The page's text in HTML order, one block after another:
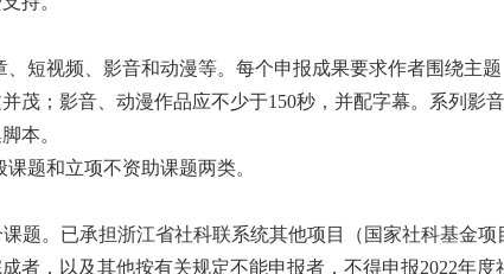
短视频、影音和动漫等。每个申报成果要求作者围绕主
茂；影音、动漫作品应不少于150秒，并配字幕。系列影
本。
题和立项不资助课题两类。
题。已承担浙江省社科联系统其他项目（国家社科基金
者，以及其他按有关规定不能申报者，不得申报2022年度